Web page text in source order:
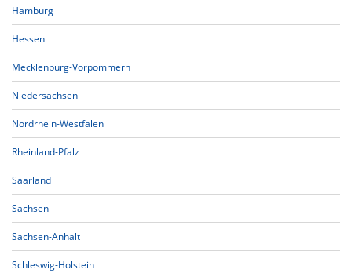
Hamburg
Hessen
Mecklenburg-Vorpommern
Niedersachsen
Nordrhein-Westfalen
Rheinland-Pfalz
Saarland
Sachsen
Sachsen-Anhalt
Schleswig-Holstein